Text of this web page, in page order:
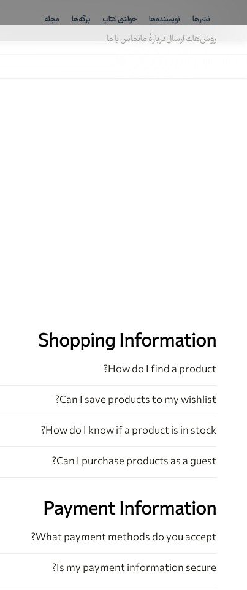
روش‌های ارسالدربارهٔ ماتماس با ما
نشرها نویسنده‌ها حواشی کتاب برگه‌ها مجله
Shopping Information
How do I find a product?
Can I save products to my wishlist?
How do I know if a product is in stock?
Can I purchase products as a guest?
Payment Information
What payment methods do you accept?
Is my payment information secure?